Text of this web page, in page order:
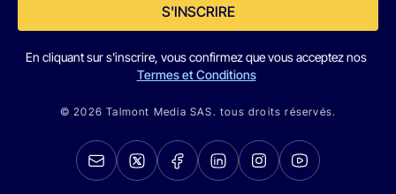
S'INSCRIRE
En cliquant sur s'inscrire, vous confirmez que vous acceptez nos
Termes et Conditions
© 2026 Talmont Media SAS. tous droits réservés.